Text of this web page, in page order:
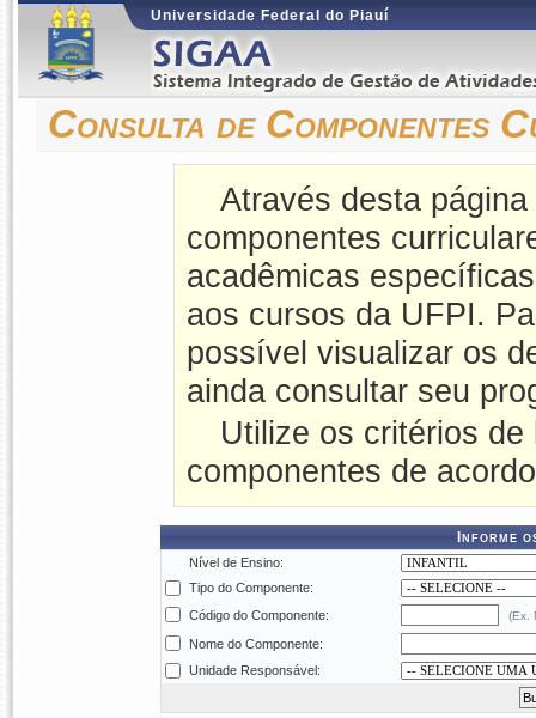
Universidade Federal do Piauí
Consulta de Componentes
Através desta
componentes
acadêmicas
aos cursos da UFPI.
possível visualizar os
ainda consultar seu
Utilize os critérios
componentes de
Informe
Nível de Ensino:
Tipo do Componente:
Código do Componente:
(Ex.
Nome do Componente:
Unidade Responsável: